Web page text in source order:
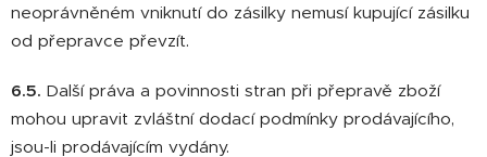
neoprávněném vniknutí do zásilky nemusí kupující zásilku
od přepravce převzít.
6.5. Další práva a povinnosti stran při přepravě zboží
mohou upravit zvláštní dodací podmínky prodávajícího,
jsou-li prodávajícím vydány.